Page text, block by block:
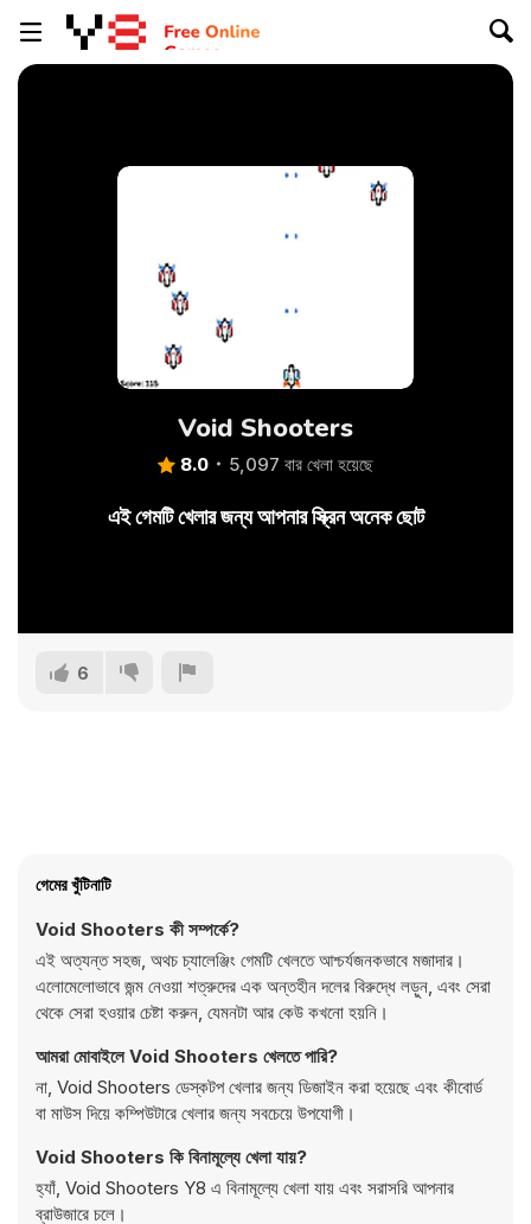
Void Shooters
8.0 5,097 বার খেলা হয়েছে
এই গেমটি খেলার জন্য আপনার স্ক্রিন অনেক ছোট
6
গেমের খুঁটিনাটি
Void Shooters কী সম্পর্কে?
এই অত্যন্ত সহজ, অথচ চ্যালেঞ্জিং গেমটি খেলতে আশ্চর্যজনকভাবে মজাদার।
এলোমেলোভাবে জন্ম নেওয়া শত্রুদের এক অন্তহীন দলের বিরুদ্ধে লড়ুন, এবং সেরা
থেকে সেরা হওয়ার চেষ্টা করুন, যেমনটা আর কেউ কখনো হয়নি।
আমরা মোবাইলে Void Shooters খেলতে পারি?
না, Void Shooters ডেস্কটপ খেলার জন্য ডিজাইন করা হয়েছে এবং কীবোর্ড
বা মাউস দিয়ে কম্পিউটারে খেলার জন্য সবচেয়ে উপযোগী।
Void Shooters কি বিনামূল্যে খেলা যায়?
হ্যাঁ, Void Shooters Y8 এ বিনামূল্যে খেলা যায় এবং সরাসরি আপনার
ব্রাউজারে চলে।